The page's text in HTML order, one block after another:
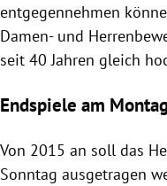
entgegennehmen
Damen- und
seit 40 Jahren gleich
Endspiele am Montag
Von 2015 an soll das
Sonntag ausgetragen